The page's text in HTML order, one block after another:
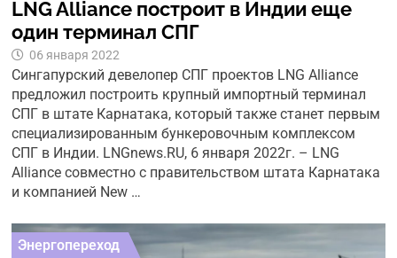
LNG Alliance построит в Индии еще
один терминал СПГ
06 января 2022
Сингапурский девелопер СПГ проектов LNG Alliance
предложил построить крупный импортный терминал
СПГ в штате Карнатака, который также станет первым
специализированным бункеровочным комплексом
СПГ в Индии. LNGnews.RU, 6 января 2022г. – LNG
Alliance совместно с правительством штата Карнатака
и компанией New …
Энергопереход